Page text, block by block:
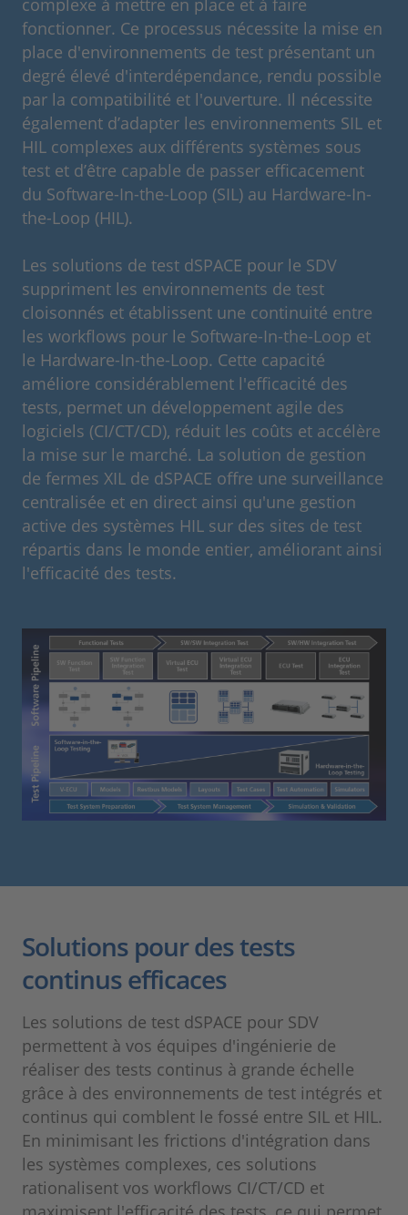
fonctionner. Ce processus nécessite la mise en
place d'environnements de test présentant un
degré élevé d'interdépendance, rendu possible
par la compatibilité et l'ouverture. Il nécessite
également d’adapter les environnements SIL et
HIL complexes aux différents systèmes sous
test et d’être capable de passer efficacement
du Software-In-the-Loop (SIL) au Hardware-In-
the-Loop (HIL).
Les solutions de test dSPACE pour le SDV
suppriment les environnements de test
cloisonnés et établissent une continuité entre
les workflows pour le Software-In-the-Loop et
le Hardware-In-the-Loop. Cette capacité
améliore considérablement l'efficacité des
tests, permet un développement agile des
logiciels (CI/CT/CD), réduit les coûts et accélère
la mise sur le marché. La solution de gestion
de fermes XIL de dSPACE offre une surveillance
centralisée et en direct ainsi qu'une gestion
active des systèmes HIL sur des sites de test
répartis dans le monde entier, améliorant ainsi
l'efficacité des tests.
Solutions pour des tests
continus efficaces
Les solutions de test dSPACE pour SDV
permettent à vos équipes d'ingénierie de
réaliser des tests continus à grande échelle
grâce à des environnements de test intégrés et
continus qui comblent le fossé entre SIL et HIL.
En minimisant les frictions d'intégration dans
les systèmes complexes, ces solutions
rationalisent vos workflows CI/CT/CD et